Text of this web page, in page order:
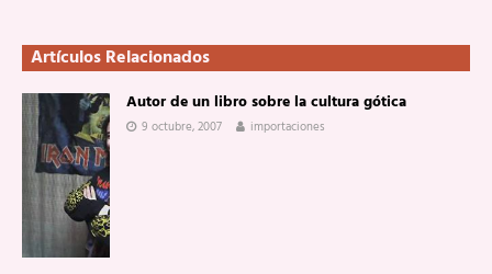
Artículos Relacionados
Autor de un libro sobre la cultura gótica
9 octubre, 2007 importaciones